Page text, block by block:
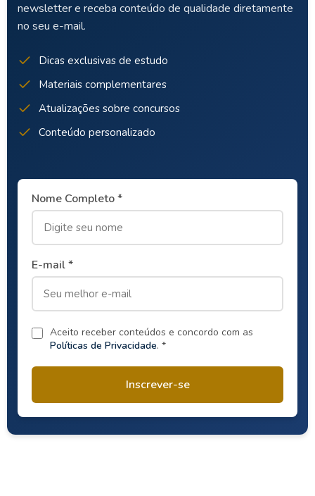
newsletter e receba conteúdo de qualidade diretamente
no seu e-mail.
Dicas exclusivas de estudo
Materiais complementares
Atualizações sobre concursos
Conteúdo personalizado
Nome Completo *
E-mail *
Aceito receber conteúdos e concordo com as
Políticas de Privacidade. *
Inscrever-se